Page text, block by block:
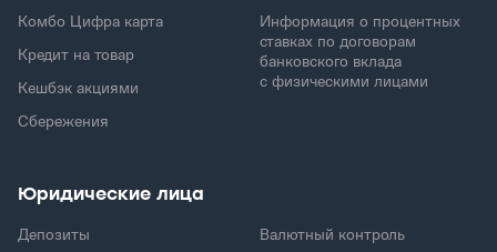
Комбо Цифра карта
Кредит на товар
Кешбэк акциями
Сбережения
Информация о процентных
ставках по договорам
банковского вклада
с физическими лицами
Юридические лица
Депозиты
Валютный контроль